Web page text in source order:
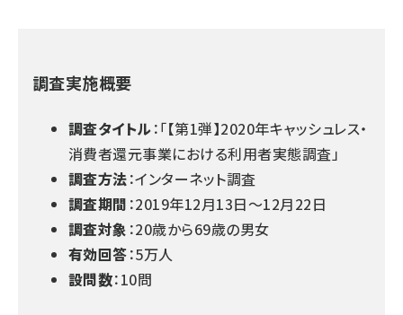
調査実施概要
調査タイトル：「【第1弾】2020年キャッシュレス・
消費者還元事業における利用者実態調査」
調査方法：インターネット調査
調査期間 ：2019年12月13日～12月22日
調査対象 ：20歳から69歳の男女
有効回答：5万人
設問数：10問